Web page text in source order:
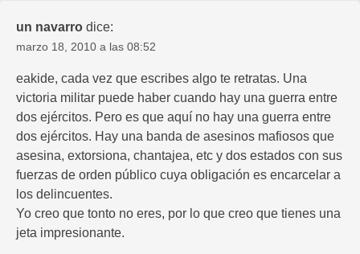
un navarro dice:
marzo 18, 2010 a las 08:52
eakide, cada vez que escribes algo te retratas. Una
victoria militar puede haber cuando hay una guerra entre
dos ejércitos. Pero es que aquí no hay una guerra entre
dos ejércitos. Hay una banda de asesinos mafiosos que
asesina, extorsiona, chantajea, etc y dos estados con sus
fuerzas de orden público cuya obligación es encarcelar a
los delincuentes.
Yo creo que tonto no eres, por lo que creo que tienes una
jeta impresionante.